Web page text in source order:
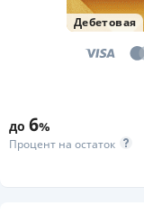
Дебетовая
до 6%
Процент на остаток